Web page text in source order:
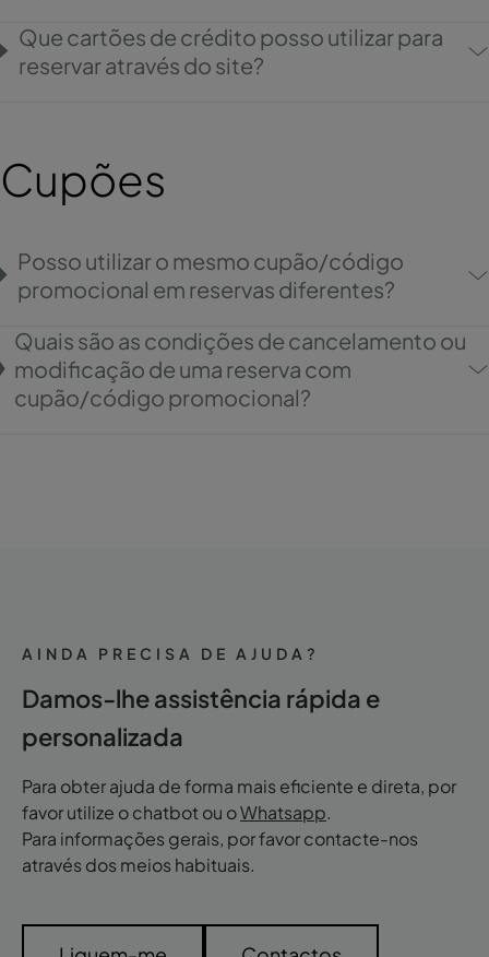
Que cartões de crédito posso utilizar para
reservar através do site?
Cupões
Posso utilizar o mesmo cupão/código
promocional em reservas diferentes?
Quais são as condições de cancelamento ou
modificação de uma reserva com
cupão/código promocional?
AINDA PRECISA DE AJUDA?
Damos-lhe assistência rápida e
personalizada
Para obter ajuda de forma mais eficiente e direta, por
favor utilize o chatbot ou oWhatsapp.
Para informações gerais, por favor contacte-nos
através dos meios habituais.